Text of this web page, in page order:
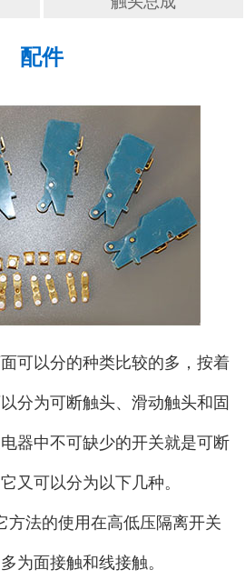
配件
可以分的种类比较的多，按着
分为可断触头、滑动触头和固
器中不可缺少的开关就是可断
又可以分为以下几种。
法的使用在高低压隔离开关
为面接触和线接触。